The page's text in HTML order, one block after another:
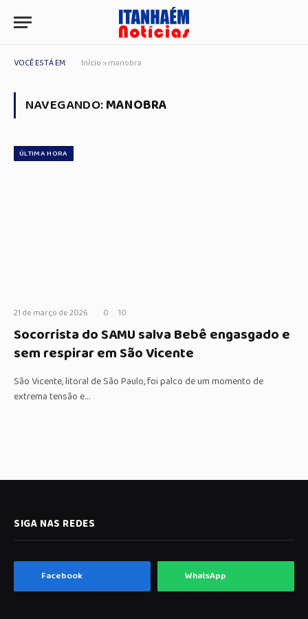
VOCÊ ESTÁ EM: Início »manobra
NAVEGANDO:MANOBRA
ÚLTIMA HORA
21 de março de 2026 0 10
Socorrista do SAMU salva Bebê engasgado e
sem respirar em São Vicente
São Vicente, litoral de São Paulo, foi palco de um momento de
extrema tensão e…
SIGA NAS REDES
Facebook WhatsApp